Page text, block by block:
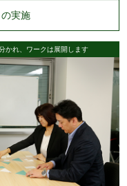
の実施
かれ、ワークは展開します